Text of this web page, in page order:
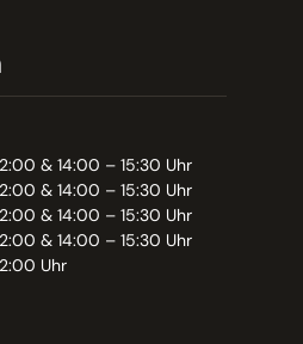
& 14:00 – 15:30 Uhr
& 14:00 – 15:30 Uhr
& 14:00 – 15:30 Uhr
& 14:00 – 15:30 Uhr
Uhr